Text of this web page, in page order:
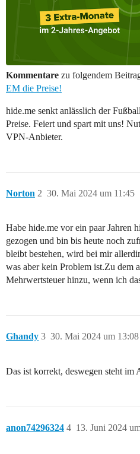
Kommentare zu folgendem
EM die Preise!
hide.me senkt anlässlich der
Preise. Feiert und spart mit uns!
VPN-Anbieter.
Norton 30. Mai 2024 um 11:45
2
Habe hide.me vor ein paar Jahren
gezogen und bin bis heute noch
bleibt bestehen, wird bei mir
was aber kein Problem ist.Zu dem
Mehrwertsteuer hinzu, wenn ich
Ghandy 30. Mai 2024 um 13:08
3
Das ist korrekt, deswegen steht im
anon74296324 13. Juni 2024
4